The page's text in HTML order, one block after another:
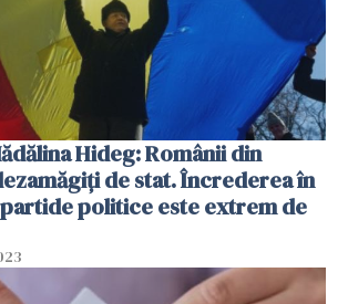
Hideg: Românii din
de stat. Încrederea în
politice este extrem de